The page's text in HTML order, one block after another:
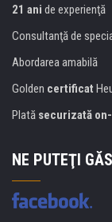
21 ani de experienţă
Consultanţă de
Abordarea amabilă
Golden certificat
Plată securizată
NE PUTEŢI